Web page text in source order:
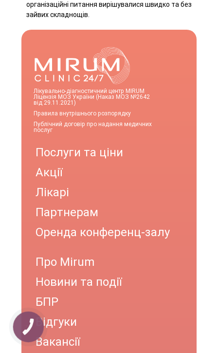
організаційні питання вирішувалися швидко та без
зайвих складнощів.
Лікувально-діагностичний центр MIRUM
Ліцензія МОЗ України (Наказ МОЗ №2642
від 29.11.2021)
Правила внутрішнього розпорядку
Публічний договір про надання медичних
послуг
Послуги та ціни
Акції
Лікарі
Партнерам
Оренда конференц-залу
Про Mirum
Новини та події
БПР
Відгуки
Вакансії
КНОПКА
ЗВ'ЯЗКУ